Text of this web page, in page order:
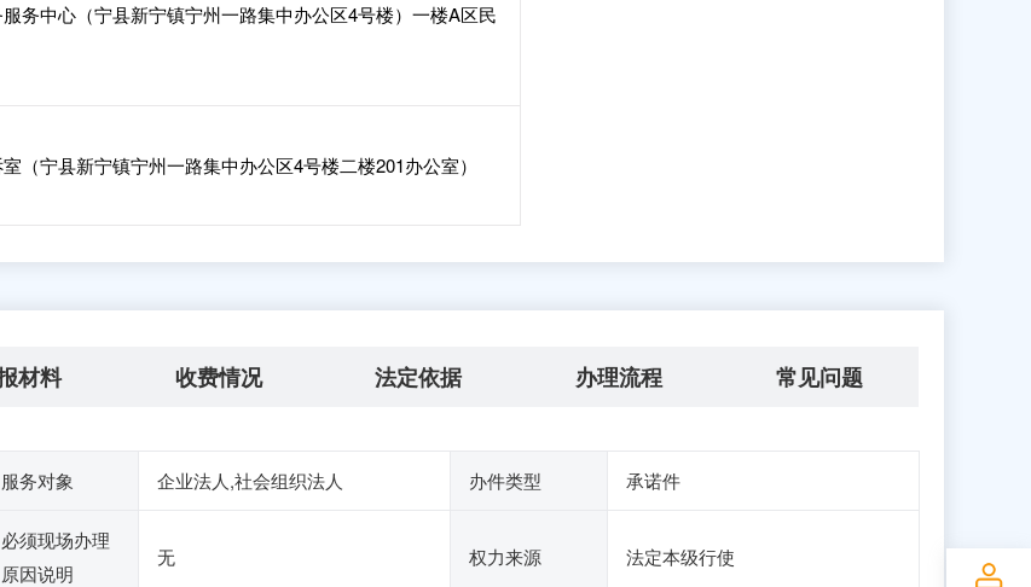
务中心（宁县新宁镇宁州一路集中办公区4号楼）一楼A区民
（宁县新宁镇宁州一路集中办公区4号楼二楼201办公室）
材料 收费情况 法定依据 办理流程 常见问题
服务对象 企业法人,社会组织法人 办件类型 承诺件
必须现场办理
原因说明
无 权力来源 法定本级行使